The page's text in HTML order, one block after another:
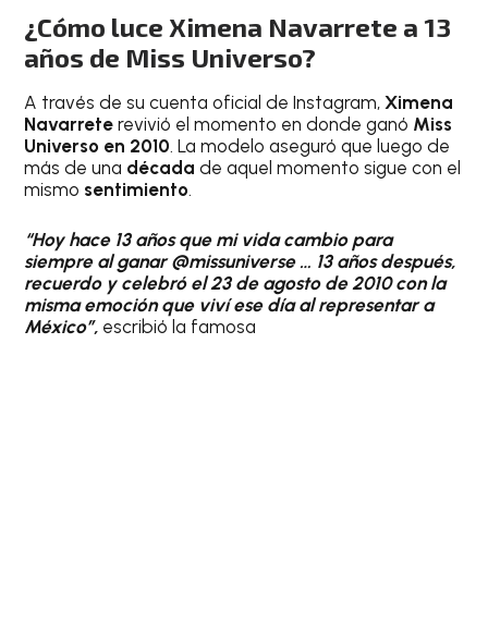
¿Cómo luce Ximena Navarrete a 13
años de Miss Universo?
A través de su cuenta oficial de Instagram, Ximena
Navarreterevivió el momento en donde ganó Miss
Universo en 2010. La modelo aseguró que luego de
más de una décadade aquel momento sigue con el
mismo sentimiento.
“Hoy hace 13 años que mi vida cambio para
siempre al ganar @missuniverse … 13 años después,
recuerdo y celebró el 23 de agosto de 2010 con la
misma emoción que viví ese día al representar a
México”, escribió la famosa